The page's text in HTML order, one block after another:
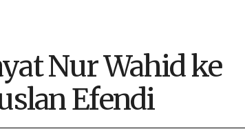
Nur Wahid ke
Efendi